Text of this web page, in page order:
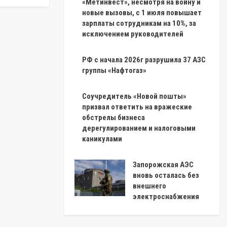
«Метинвест», несмотря на войну и
новые вызовы, с 1 июля повышает
зарплаты сотрудникам на 10%, за
исключением руководителей
РФ с начала 2026г разрушила 37 АЗС
группы «Нафтогаз»
Соучредитель «Новой пошты»
призвал ответить на вражеские
обстрелы бизнеса
дерегулированием и налоговыми
каникулами
Запорожская АЭС
вновь осталась без
внешнего
электроснабжения